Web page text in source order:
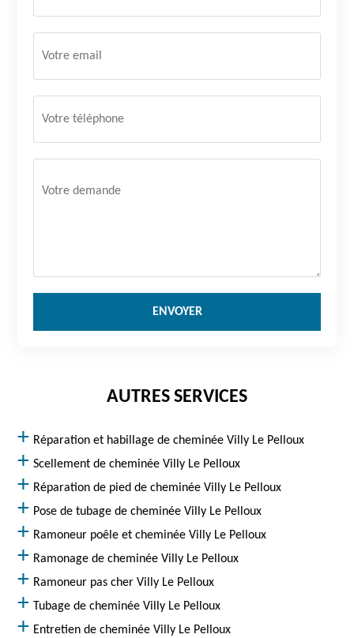
AUTRES SERVICES
Réparation et habillage de cheminée Villy Le Pelloux
Scellement de cheminée Villy Le Pelloux
Réparation de pied de cheminée Villy Le Pelloux
Pose de tubage de cheminée Villy Le Pelloux
Ramoneur poêle et cheminée Villy Le Pelloux
Ramonage de cheminée Villy Le Pelloux
Ramoneur pas cher Villy Le Pelloux
Tubage de cheminée Villy Le Pelloux
Entretien de cheminée Villy Le Pelloux